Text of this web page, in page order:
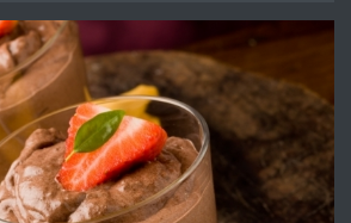
градската градина!
преди 2 дни
ПРОСТОРЕН ТРИСТАЕН
АПАРТАМЕНТ В НОВА СГРАДА КВ.
КУБА